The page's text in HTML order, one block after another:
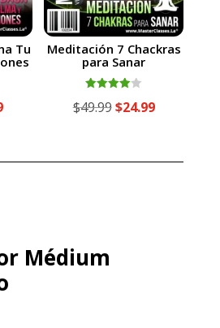
Tu
El
Meditación 7 Chackras
para Sanar
con
$49.99El
$24.99El
Médium